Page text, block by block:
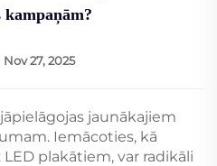
kampaņām?
Nov 27, 2025
jaunākajiem
Iemācoties, kā
plakātiem, var radikāli